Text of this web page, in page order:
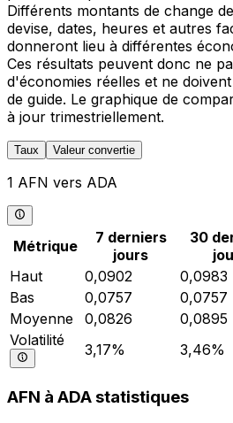
Différents montants de change
devise, dates, heures et autres
donneront lieu à différentes
Ces résultats peuvent donc ne
d'économies réelles et ne
de guide. Le graphique de
à jour trimestriellement.
Taux Valeur convertie
1 AFN vers ADA
Métrique
7 derniers
jours
30
Haut
0,0902 0,0983
Bas
0,0757 0,0757
Moyenne
0,0826 0,0895
Volatilité
3,17% 3,46%
AFN à ADA statistiques